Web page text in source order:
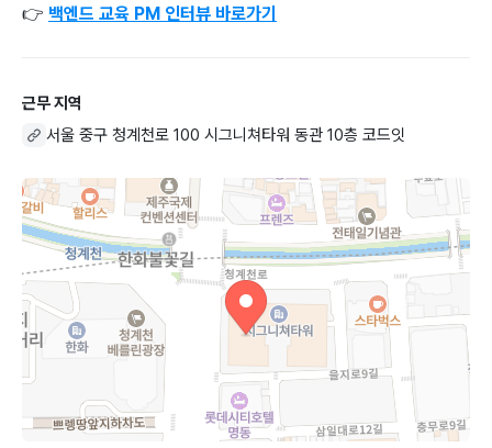
👉 백엔드 교육 PM 인터뷰 바로가기
근무 지역
서울 중구 청계천로 100 시그니쳐타워 동관 10층 코드잇